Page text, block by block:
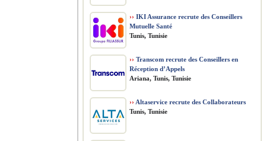
›› IKI Assurance recrute des Conseillers
Mutuelle Santé
Tunis, Tunisie
›› Transcom recrute des Conseillers en
Réception d’Appels
Ariana, Tunis, Tunisie
›› Altaservice recrute des Collaborateurs
Tunis, Tunisie